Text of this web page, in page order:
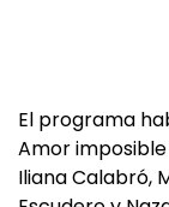
El programa
Amor
Iliana Calabró,